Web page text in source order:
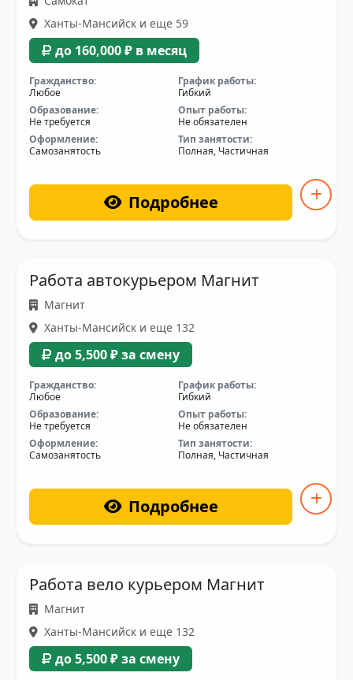
Ханты-Мансийск и еще 59
до 160,000 ₽ в месяц
Гражданство:
Любое
График работы:
Гибкий
Образование:
Не требуется
Опыт работы:
Не обязателен
Оформление:
Самозанятость
Тип занятости:
Полная, Частичная
Подробнее
Работа автокурьером Магнит
Магнит
Ханты-Мансийск и еще 132
до 5,500 ₽ за смену
Гражданство:
Любое
График работы:
Гибкий
Образование:
Не требуется
Опыт работы:
Не обязателен
Оформление:
Самозанятость
Тип занятости:
Полная, Частичная
Подробнее
Работа вело курьером Магнит
Магнит
Ханты-Мансийск и еще 132
до 5,500 ₽ за смену